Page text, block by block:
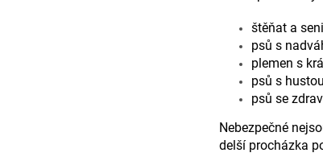
štěňat a
psů s
plemen s
psů s
psů se
Nebezpečné
delší procházka